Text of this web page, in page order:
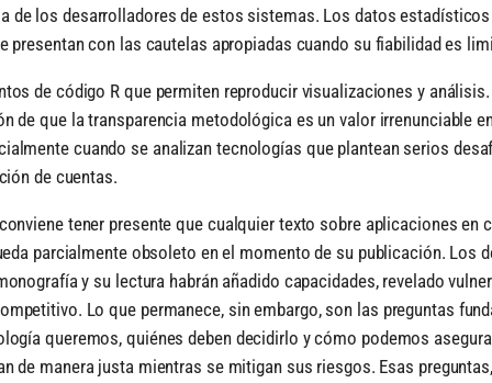
de los desarrolladores de estos sistemas. Los datos estadísticos
presentan con las cautelas apropiadas cuando su fiabilidad es
de código R que permiten reproducir visualizaciones y
de que la transparencia metodológica es un valor irrenunciable
cuando se analizan tecnologías que plantean serios
de cuentas.
tener presente que cualquier texto sobre aplicaciones en
parcialmente obsoleto en el momento de su publicación. Los
y su lectura habrán añadido capacidades, revelado
Lo que permanece, sin embargo, son las preguntas
queremos, quiénes deben decidirlo y cómo podemos
de manera justa mientras se mitigan sus riesgos. Esas